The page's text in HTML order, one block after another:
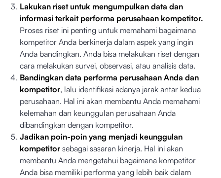
Lakukan riset untuk mengumpulkan data dan
informasi terkait performa perusahaan kompetitor.
Proses riset ini penting untuk memahami bagaimana
kompetitor Anda berkinerja dalam aspek yang ingin
Anda bandingkan. Anda bisa melakukan riset dengan
cara melakukan survei, observasi, atau analisis data.
Bandingkan data performa perusahaan Anda dan
kompetitor, lalu identifikasi adanya jarak antar kedua
perusahaan. Hal ini akan membantu Anda memahami
kelemahan dan keunggulan perusahaan Anda
dibandingkan dengan kompetitor.
Jadikan poin-poin yang menjadi keunggulan
kompetitor sebagai sasaran kinerja. Hal ini akan
membantu Anda mengetahui bagaimana kompetitor
Anda bisa memiliki performa yang lebih baik dalam